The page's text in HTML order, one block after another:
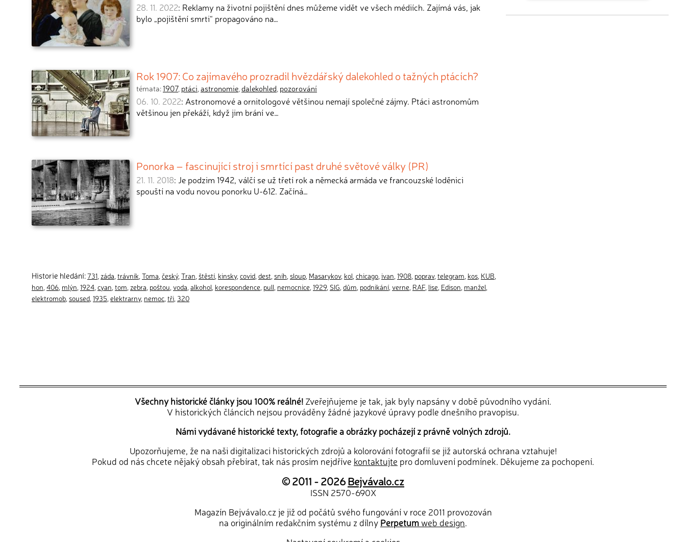
28. 11. 2022: Reklamy na životní pojištění dnes můžeme vidět ve všech médiích. Zajímá vás, jak
bylo „pojištění smrti“ propagováno na…
Rok 1907: Co zajímavého prozradil hvězdářský dalekohled o tažných ptácích?
témata:1907, ptáci,astronomie,dalekohled, pozorování
06. 10. 2022: Astronomové a ornitologové většinou nemají společné zájmy. Ptáci astronomům
většinou jen překáží, když jim brání ve…
Ponorka – fascinující stroj i smrtící past druhé světové války (PR)
21. 11. 2018: Je podzim 1942, válčí se už třetí rok a německá armáda ve francouzské loděnici
spouští na vodu novou ponorku U-612. Začíná…
Historie hledání:731 záda trávník Toma český, Tran štěstí kinsky, covid dest sníh sloup Masarykov, kol chicago ivan 1908 poprav, telegram kos KUB
hon 406 mlýn 1924 cyan tom zebra poštou voda alkohol korespondence pull nemocnice 1929, SIG dům podnikání verne RAF, lise Edison manžel
elektromob soused 1935 elektrarny, nemoc tři 320
Všechny historické články jsou 100% reálné! Zveřejňujeme je tak, jak byly napsány v době původního vydání.
V historických článcích nejsou prováděny žádné jazykové úpravy podle dnešního pravopisu.
Námi vydávané historické texty, fotografie a obrázky pocházejí z právně volných zdrojů.
Upozorňujeme, že na naši digitalizaci historických zdrojů a kolorování fotografií se již autorská ochrana vztahuje!
Pokud od nás chcete nějaký obsah přebírat, tak nás prosím nejdříve kontaktujte pro domluvení podmínek. Děkujeme za pochopení.
© 2011 - 2026Bejvávalo.cz
ISSN 2570-690X
Magazín Bejvávalo.cz je již od počátů svého fungování v roce 2011 provozován
na originálním redakčním systému z dílny Perpetumweb design.